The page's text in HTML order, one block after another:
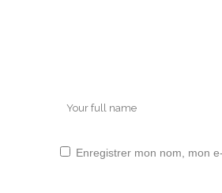
Enregistrer mon nom, mon